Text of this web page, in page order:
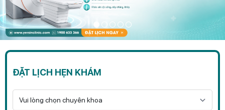
ĐẶT LỊCH HẸN KHÁM